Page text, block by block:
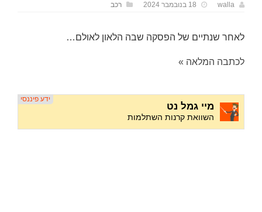
walla 18 בנובמבר 2024 רכב
לאחר שנתיים של הפסקה שבה הלאון לאולם…
לכתבה המלאה »